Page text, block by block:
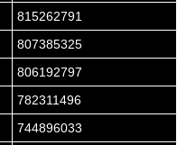
815262791
807385325
806192797
782311496
744896033